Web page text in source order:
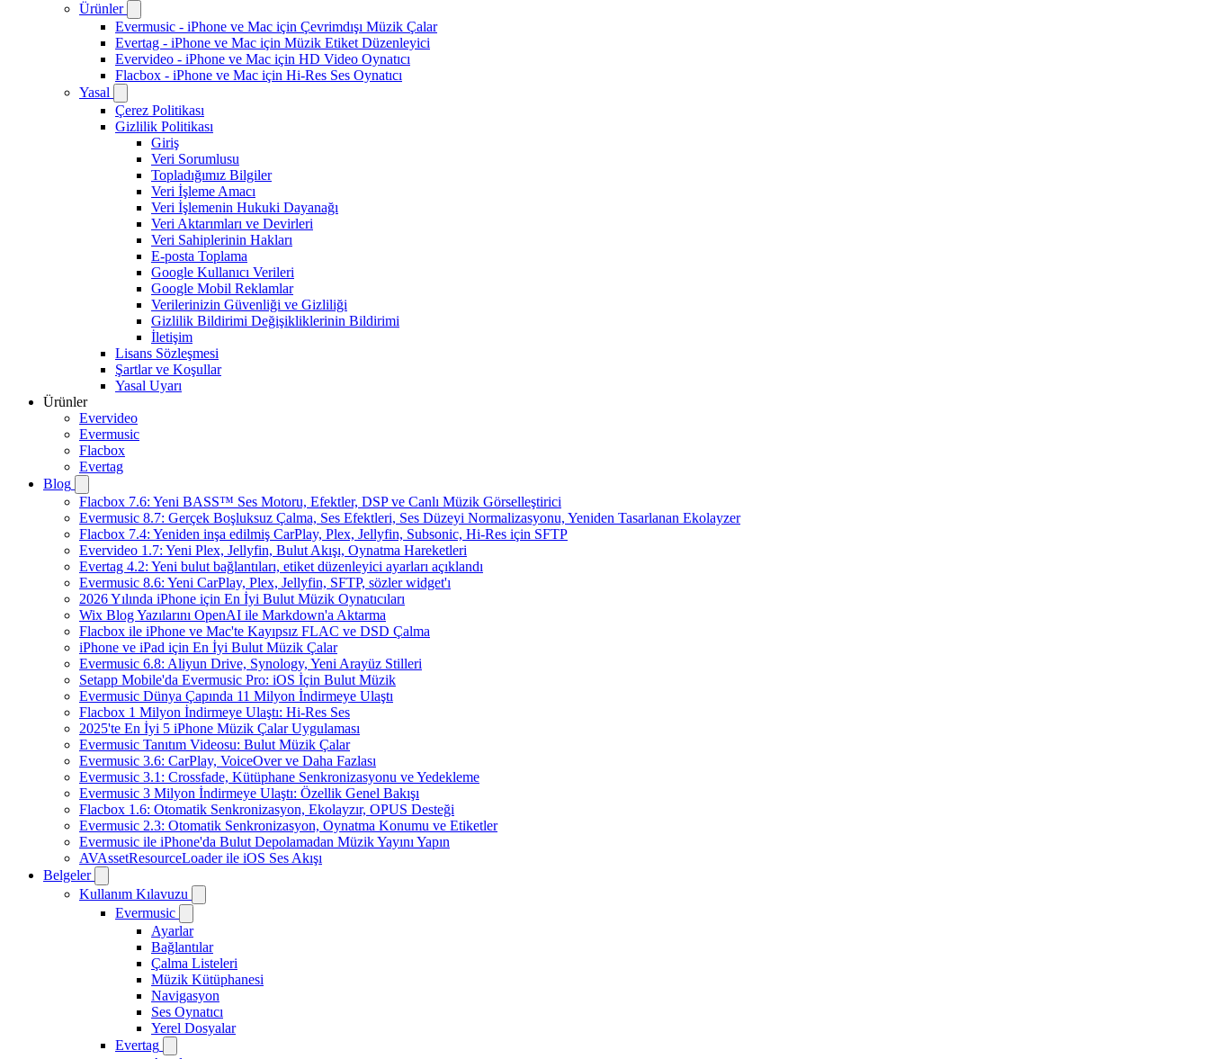
Ürünler
Evermusic - iPhone ve Mac için Çevrimdışı Müzik Çalar
Evertag - iPhone ve Mac için Müzik Etiket Düzenleyici
Evervideo - iPhone ve Mac için HD Video Oynatıcı
Flacbox - iPhone ve Mac için Hi-Res Ses Oynatıcı
Yasal
Çerez Politikası
Gizlilik Politikası
Giriş
Veri Sorumlusu
Topladığımız Bilgiler
Veri İşleme Amacı
Veri İşlemenin Hukuki Dayanağı
Veri Aktarımları ve Devirleri
Veri Sahiplerinin Hakları
E-posta Toplama
Google Kullanıcı Verileri
Google Mobil Reklamlar
Verilerinizin Güvenliği ve Gizliliği
Gizlilik Bildirimi Değişikliklerinin Bildirimi
İletişim
Lisans Sözleşmesi
Şartlar ve Koşullar
Yasal Uyarı
Ürünler
Evervideo
Evermusic
Flacbox
Evertag
Blog
Flacbox 7.6: Yeni BASS™ Ses Motoru, Efektler, DSP ve Canlı Müzik Görselleştirici
Evermusic 8.7: Gerçek Boşluksuz Çalma, Ses Efektleri, Ses Düzeyi Normalizasyonu, Yeniden Tasarlanan Ekolayzer
Flacbox 7.4: Yeniden inşa edilmiş CarPlay, Plex, Jellyfin, Subsonic, Hi-Res için SFTP
Evervideo 1.7: Yeni Plex, Jellyfin, Bulut Akışı, Oynatma Hareketleri
Evertag 4.2: Yeni bulut bağlantıları, etiket düzenleyici ayarları açıklandı
Evermusic 8.6: Yeni CarPlay, Plex, Jellyfin, SFTP, sözler widget'ı
2026 Yılında iPhone için En İyi Bulut Müzik Oynatıcıları
Wix Blog Yazılarını OpenAI ile Markdown'a Aktarma
Flacbox ile iPhone ve Mac'te Kayıpsız FLAC ve DSD Çalma
iPhone ve iPad için En İyi Bulut Müzik Çalar
Evermusic 6.8: Aliyun Drive, Synology, Yeni Arayüz Stilleri
Setapp Mobile'da Evermusic Pro: iOS İçin Bulut Müzik
Evermusic Dünya Çapında 11 Milyon İndirmeye Ulaştı
Flacbox 1 Milyon İndirmeye Ulaştı: Hi-Res Ses
2025'te En İyi 5 iPhone Müzik Çalar Uygulaması
Evermusic Tanıtım Videosu: Bulut Müzik Çalar
Evermusic 3.6: CarPlay, VoiceOver ve Daha Fazlası
Evermusic 3.1: Crossfade, Kütüphane Senkronizasyonu ve Yedekleme
Evermusic 3 Milyon İndirmeye Ulaştı: Özellik Genel Bakışı
Flacbox 1.6: Otomatik Senkronizasyon, Ekolayzır, OPUS Desteği
Evermusic 2.3: Otomatik Senkronizasyon, Oynatma Konumu ve Etiketler
Evermusic ile iPhone'da Bulut Depolamadan Müzik Yayını Yapın
AVAssetResourceLoader ile iOS Ses Akışı
Belgeler
Kullanım Kılavuzu
Evermusic
Ayarlar
Bağlantılar
Çalma Listeleri
Müzik Kütüphanesi
Navigasyon
Ses Oynatıcı
Yerel Dosyalar
Evertag